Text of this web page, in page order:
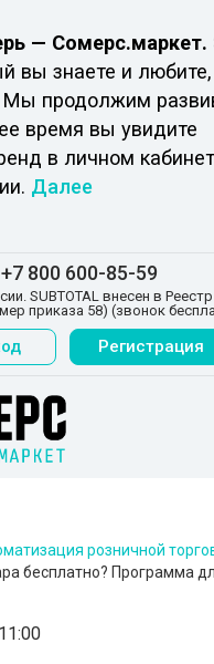
— Сомерс.маркет.
вы знаете и
продолжим
время вы увидите
в личном
Далее
+7 800 600-85-59
SUBTOTAL внесен в
приказа 58) (звонок
Регистрация
розничной
бесплатно? Программа